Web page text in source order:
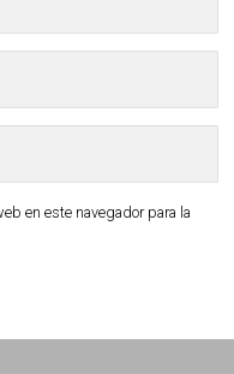
en este navegador para la